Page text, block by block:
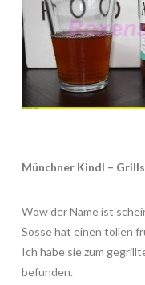
Münchner Kindl –
Wow der Name ist
Sosse hat einen tollen
Ich habe sie zum
befunden.